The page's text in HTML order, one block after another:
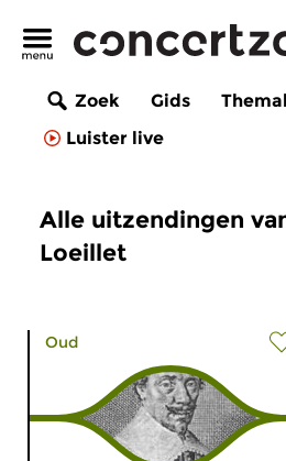
Zoek Gids
Luister live
Alle uitzendingen
Loeillet
Oud